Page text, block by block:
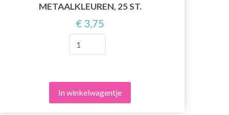
METAALKLEUREN, 25 ST.
€ 3,75
In winkelwagentje